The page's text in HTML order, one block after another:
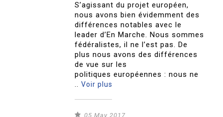
S’agissant du projet européen,
nous avons bien évidemment des
différences notables avec le
leader d’En Marche. Nous sommes
fédéralistes, il ne l’est pas. De
plus nous avons des différences
de vue sur les
politiques européennes : nous ne
..Voir plus
05 May 2017